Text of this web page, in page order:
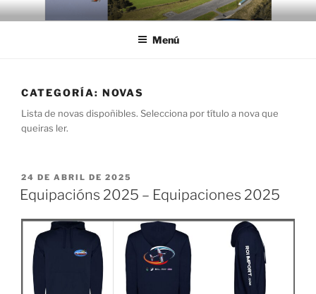
Saltar
al
AS GAIVOTAS
Club de Vuelo As Gaivotas
Menú
CATEGORÍA: NOVAS
Lista de novas dispoñibles. Selecciona por título a nova que
queiras ler.
PUBLICADO
EL
24 DE ABRIL DE 2025
Equipacións 2025 – Equipaciones 2025